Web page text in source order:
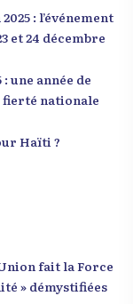
ak responsablite l
entre potentiel et
les jeunes à
dans leurs
formation et à
: l’événement
et 24 décembre
une année de
fierté nationale
Haïti ?
fait la Force
» démystifiées